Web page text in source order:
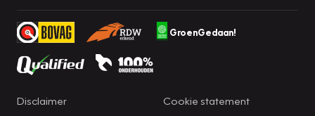
GroenGedaan!
Disclaimer
Cookie statement